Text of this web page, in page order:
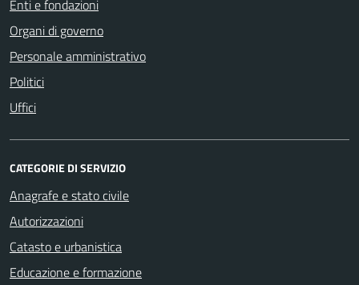
Enti e fondazioni
Organi di governo
Personale amministrativo
Politici
Uffici
CATEGORIE DI SERVIZIO
Anagrafe e stato civile
Autorizzazioni
Catasto e urbanistica
Educazione e formazione